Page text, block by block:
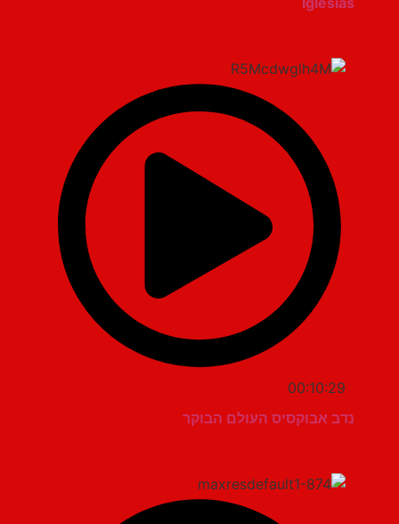
00:10:29
נדב אבוקסיס העולם הבוקר